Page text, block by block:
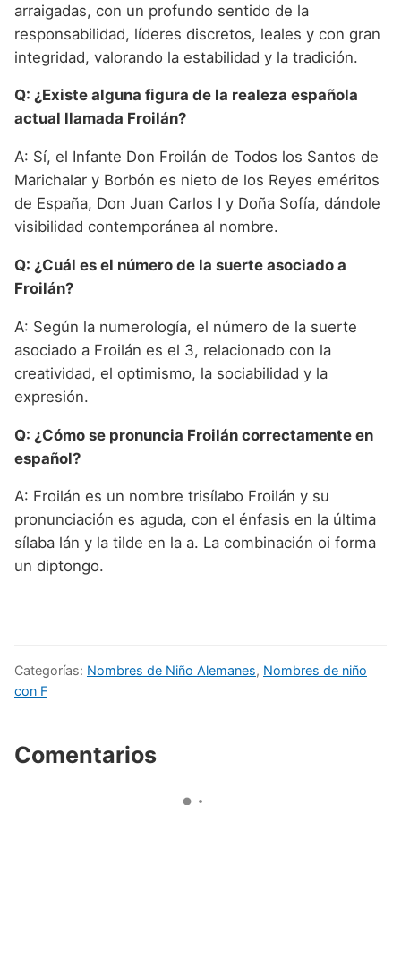
arraigadas, con un profundo sentido de la
responsabilidad, líderes discretos, leales y con gran
integridad, valorando la estabilidad y la tradición.
Q: ¿Existe alguna figura de la realeza española
actual llamada Froilán?
A: Sí, el Infante Don Froilán de Todos los Santos de
Marichalar y Borbón es nieto de los Reyes eméritos
de España, Don Juan Carlos I y Doña Sofía, dándole
visibilidad contemporánea al nombre.
Q: ¿Cuál es el número de la suerte asociado a
Froilán?
A: Según la numerología, el número de la suerte
asociado a Froilán es el 3, relacionado con la
creatividad, el optimismo, la sociabilidad y la
expresión.
Q: ¿Cómo se pronuncia Froilán correctamente en
español?
A: Froilán es un nombre trisílabo Froilán y su
pronunciación es aguda, con el énfasis en la última
sílaba lán y la tilde en la a. La combinación oi forma
un diptongo.
Categorías: Nombres de Niño Alemanes, Nombres de niño
con F
Comentarios